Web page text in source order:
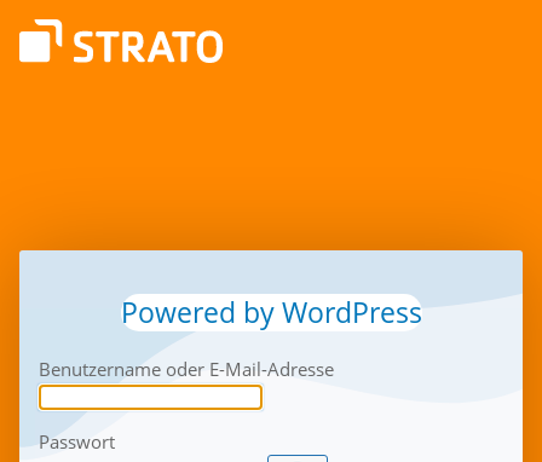
Powered by WordPress
Benutzername oder E-Mail-Adresse
Passwort